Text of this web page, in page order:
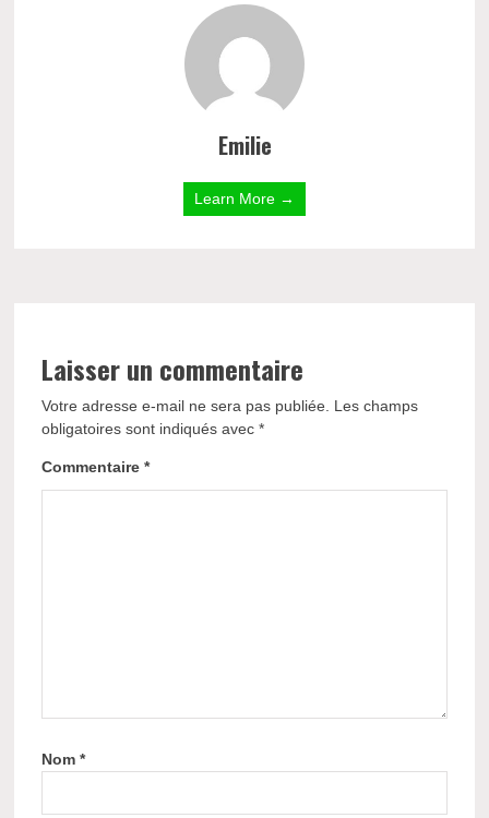
Emilie
Learn More →
Laisser un commentaire
Votre adresse e-mail ne sera pas publiée.
Les champs
obligatoires sont indiqués avec*
Commentaire*
Nom*